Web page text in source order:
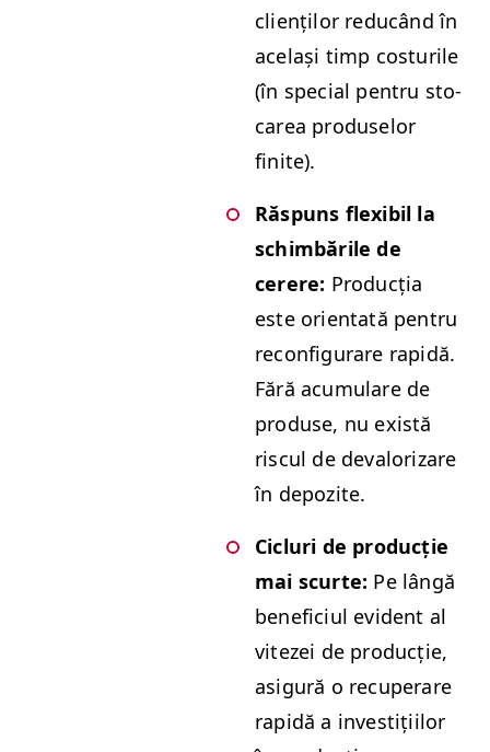
clienților reducând în
ace­lași timp cos­turile
(în spe­cial pen­tru sto­
carea pro­duselor
finite).
Răspuns flex­i­bil la
schim­bările de
cerere: Pro­ducția
este ori­en­tată pen­tru
recon­fig­u­rare rapidă.
Fără acu­mu­la­re de
pro­duse, nu există
riscul de deval­orizare
în depozite.
Cicluri de pro­ducție
mai scurte: Pe lângă
ben­efi­ci­ul evi­dent al
vitezei de pro­ducție,
asig­ură o recu­per­are
rapidă a investiți­ilor